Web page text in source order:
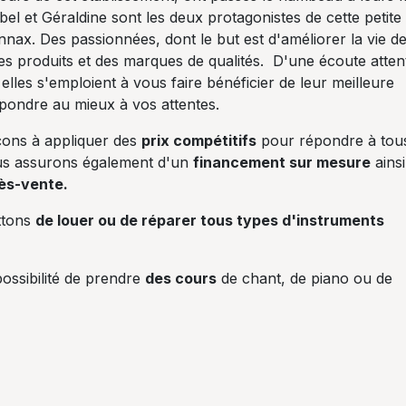
et Géraldine sont les deux protagonistes de cette petite
Des passionnées, dont le but est d'améliorer la vie de
produits et des marques de qualités. D'une écoute
s'emploient à vous faire bénéficier de leur meilleure
au mieux à vos attentes.
à appliquer des prix compétitifs pour répondre à
assurons également d'un financement sur mesure ainsi
vente.
de louer ou de réparer tous types d'instruments
de prendre des cours de chant, de piano ou de